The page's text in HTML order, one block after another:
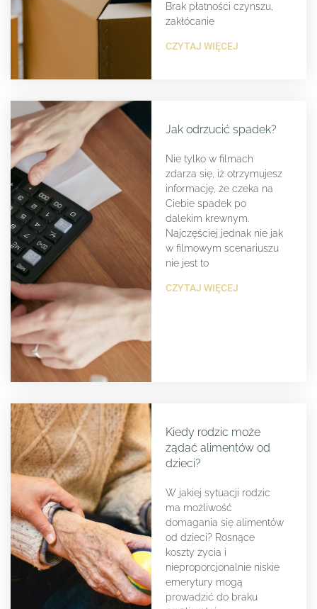
Brak płatności czynszu,
zakłócanie
CZYTAJ WIĘCEJ
Jak odrzucić spadek?
Nie tylko w filmach
zdarza się, iż otrzymujesz
informację, że czeka na
Ciebie spadek po
dalekim krewnym.
Najczęściej jednak nie jak
w filmowym scenariuszu
nie jest to
CZYTAJ WIĘCEJ
Kiedy rodzic może
żądać alimentów od
dzieci?
W jakiej sytuacji rodzic
ma możliwość
domagania się alimentów
od dzieci? Rosnące
koszty życia i
nieproporcjonalnie niskie
emerytury mogą
prowadzić do braku